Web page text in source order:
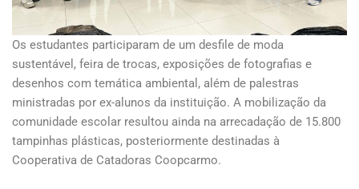
Os estudantes participaram de um desfile de moda
sustentável, feira de trocas, exposições de fotografias e
desenhos com temática ambiental, além de palestras
ministradas por ex-alunos da instituição. A mobilização da
comunidade escolar resultou ainda na arrecadação de 15.800
tampinhas plásticas, posteriormente destinadas à
Cooperativa de Catadoras Coopcarmo.